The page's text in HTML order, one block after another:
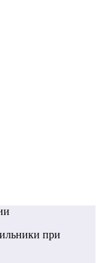
при